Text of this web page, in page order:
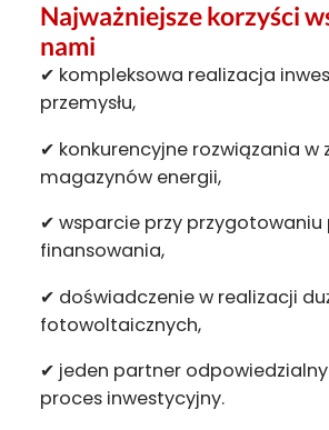
Najważniejsze korzyści
nami
✔ kompleksowa realizacja
przemysłu,
✔ konkurencyjne rozwiązania w
magazynów energii,
✔ wsparcie przy
finansowania,
✔ doświadczenie w realizacji
fotowoltaicznych,
✔ jeden partner odpowiedzialny
proces inwestycyjny.